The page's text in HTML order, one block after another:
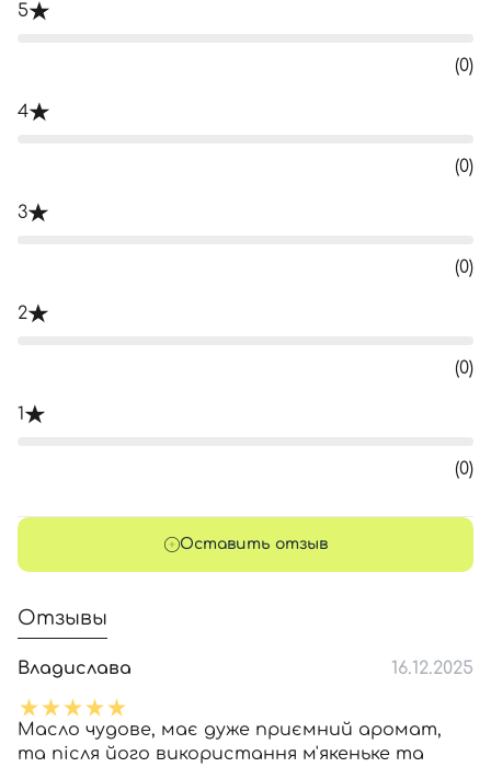
5
(0)
4
(0)
3
(0)
2
(0)
1
(0)
Оставить отзыв
Отзывы
Владислава 16.12.2025
Масло чудове, має дуже приємний аромат,
та після його використання м'якеньке та